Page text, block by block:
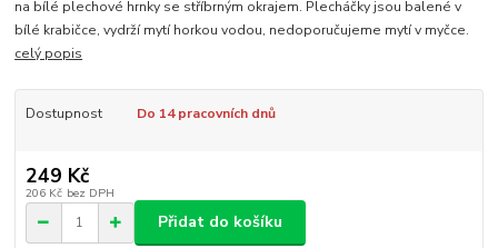
na bílé plechové hrnky se stříbrným okrajem. Plecháčky jsou balené v
bílé krabičce, vydrží mytí horkou vodou, nedoporučujeme mytí v myčce.
celý popis
Dostupnost Do 14 pracovních dnů
249 Kč
206 Kč bez DPH
Přidat do košíku